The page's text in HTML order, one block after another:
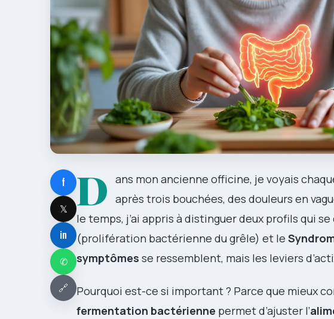
f
𝕏
in
✆
🔗
D ans mon ancienne officine, je voyais
après trois bouchées, des douleurs en
le temps, j’ai appris à distinguer deux profils qui
(prolifération bactérienne du grêle) et le
symptômes se ressemblent, mais les leviers
Pourquoi est-ce si important ? Parce que mieux
fermentation bactérienne permet d’ajuster l’